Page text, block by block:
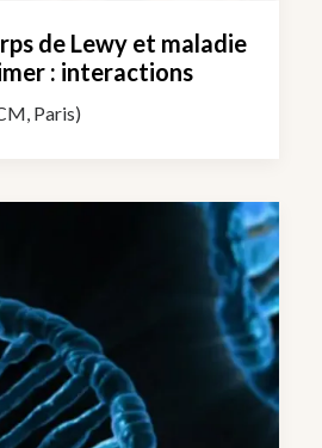
de Lewy et maladie
: interactions
Paris)